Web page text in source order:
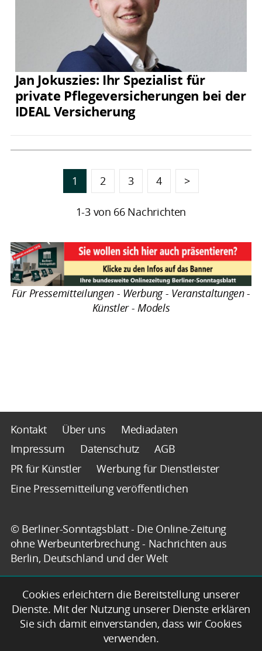
Jan Jokuszies: Ihr Spezialist für
private Pflegeversicherungen bei der
IDEAL Versicherung
1 2 3 4 >
1-3 von 66 Nachrichten
Für Pressemitteilungen - Werbung - Veranstaltungen -
Künstler - Models
Kontakt Über uns
Mediadaten
Impressum
Datenschutz
AGB
PR für Künstler
Werbung für Dienstleister
Eine Pressemitteilung veröffentlichen
© Berliner-Sonntagsblatt - Die Online-Zeitung
ohne Werbeunterbrechung - Nachrichten aus
Berlin, Deutschland und der Welt
Cookies erleichtern die Bereitstellung unserer
Dienste. Mit der Nutzung unserer Dienste erklären
Sie sich damit einverstanden, dass wir Cookies
verwenden.